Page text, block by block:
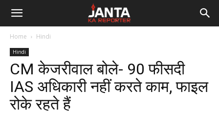
Janta
Reporter
Home Hindi
Hindi
CM केजरीवाल बोले- 90 फीसदी
IAS अधिकारी नहीं करते काम, फाइल
रोके रहते हैं